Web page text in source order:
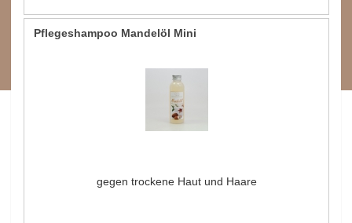
Pflegeshampoo Mandelöl Mini
gegen trockene Haut und Haare